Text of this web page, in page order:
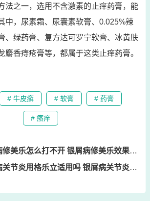
法之一，选用不含激素的止痒药膏，能
中，尿素霜、尿囊素软膏、0.025%辣
、绿药膏、复方达可罗宁软膏、冰黄肤
麝香痔疮膏等，都属于这类止痒药膏。
# 牛皮癣 # 软膏 # 药膏
# 瘙痒
美乐怎么打不开 银屑病修美乐效果贴吧
节炎用格乐立适用吗 银屑病关节炎药物